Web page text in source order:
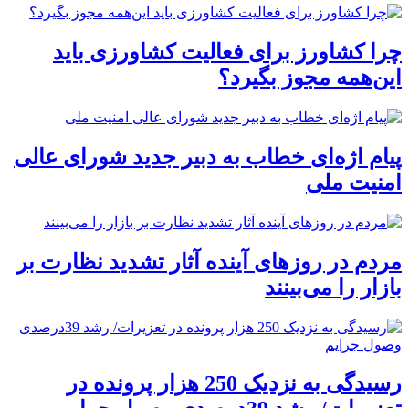
چرا کشاورز برای فعالیت کشاورزی باید
این‌همه مجوز بگیرد؟
پیام اژه‌ای خطاب به دبیر جدید شورای عالی
امنیت ملی
مردم در روزهای آینده آثار تشدید نظارت بر
بازار را می‌بینند
رسیدگی به نزدیک 250 هزار پرونده در